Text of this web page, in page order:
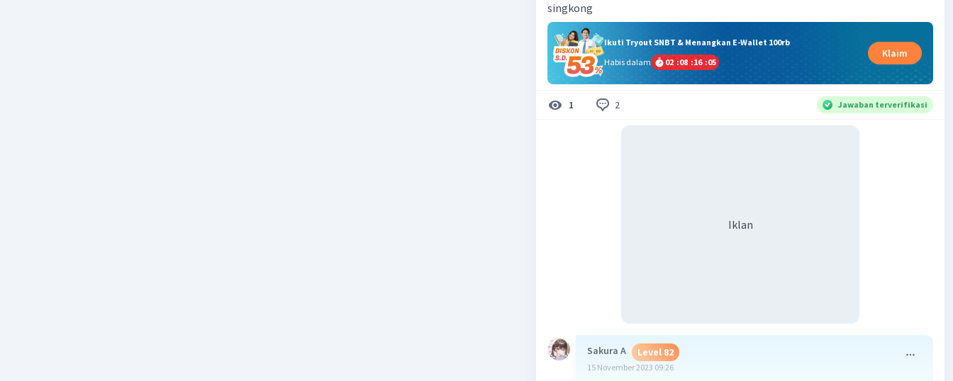
singkong
Ikuti Tryout SNBT & Menangkan E-Wallet 100rb
Habis dalam
02 :08 :16 :05
Klaim
1 2 Jawaban terverifikasi
Iklan
Sakura A Level 82
15 November 2023 09:26